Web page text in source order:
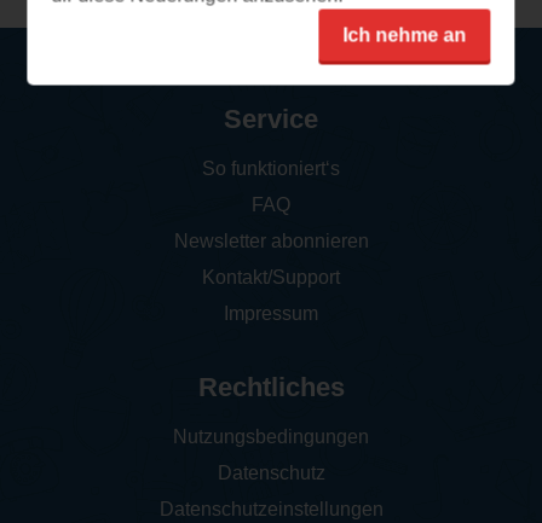
Ich nehme an
Service
So funktioniert‘s
FAQ
Newsletter abonnieren
Kontakt/Support
Impressum
Rechtliches
Nutzungsbedingungen
Datenschutz
Datenschutzeinstellungen